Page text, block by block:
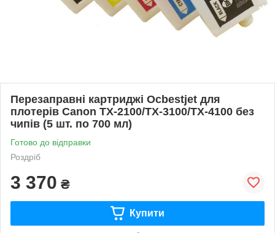
Перезаправні картриджі Ocbestjet для
плотерів Canon TX-2100/TX-3100/TX-4100 без
чипів (5 шт. по 700 мл)
Готово до відправки
Роздріб
3 370 ₴
Купити